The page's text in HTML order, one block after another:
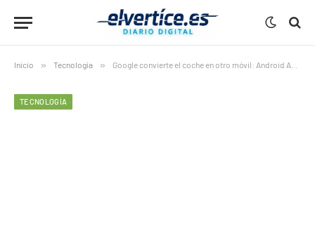
Inicio » Tecnología » Google convierte el coche en otro móvil: Android Auto ya verá vídeos y actuará por ti
TECNOLOGÍA